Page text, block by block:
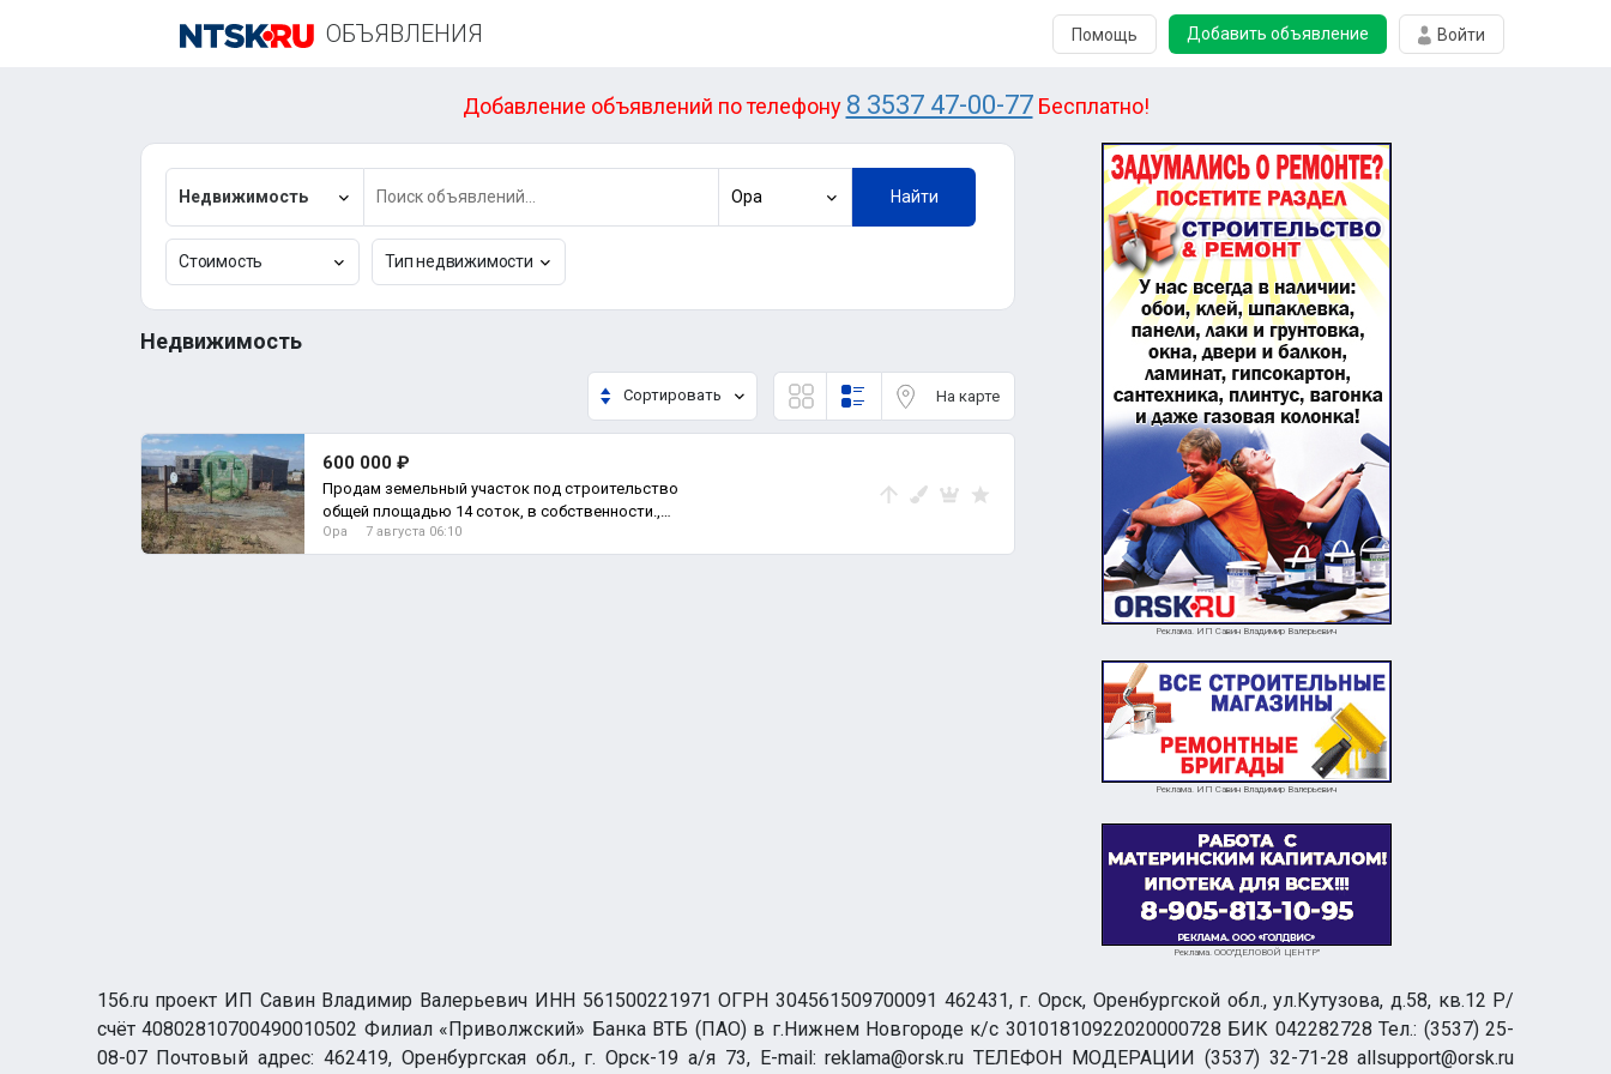
ОБЪЯВЛЕНИЯ Помощь Добавить объявление Войти
Добавление объявлений по телефону 8 3537 47-00-77Бесплатно!
Недвижимость Ора Найти
Стоимость Тип недвижимости
Недвижимость
Сортировать На карте
600 000 ₽
Продам земельный участок под строительство
общей площадью 14 соток, в собственности.,
Земельный участок
Ора 7 августа 06:10
Реклама. ИП Савин Владимир Валерьевич
Реклама. ИП Савин Владимир Валерьевич
Реклама. ООО"ДЕЛОВОЙ ЦЕНТР"
156.ru проект ИП Савин Владимир Валерьевич ИНН 561500221971 ОГРН 304561509700091 462431, г. Орск, Оренбургской обл., ул.Кутузова, д.58, кв.12 Р/
счёт 40802810700490010502 Филиал «Приволжский» Банка ВТБ (ПАО) в г.Нижнем Новгороде к/с 30101810922020000728 БИК 042282728 Тел.: (3537) 25-
08-07 Почтовый адрес: 462419, Оренбургская обл., г. Орск-19 а/я 73, E-mail: reklama@orsk.ru ТЕЛЕФОН МОДЕРАЦИИ (3537) 32-71-28 allsupport@orsk.ru